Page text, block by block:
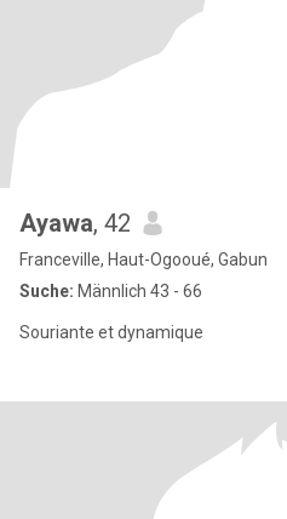
Ayawa, 42
Franceville, Haut-Ogooué, Gabun
Suche: Männlich 43 - 66
Souriante et dynamique